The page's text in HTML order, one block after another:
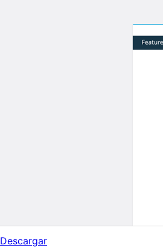
Descargar